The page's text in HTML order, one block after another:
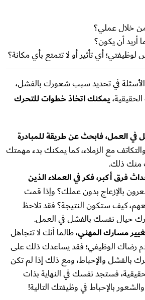
خلال عملي؟
أريد أن يكون؟
أي تأثير أو لا تتمتع بأي مكانة؟
في تحديد سبب شعورك بالفشل،
يمكنك اتخاذ خطوات للتحرك
في العمل، فابحث عن طريقة للمبادرة
مع الزملاء، كما يمكنك بدء مهمتك
منك ذلك.
فرق أكبر، فكر في العملاء الذين
بالإزعاج بدون عملك؟ وإذا قمت
كيف ستكون النتيجة؟ فقد تلاحظ
حيال نفسك بالفشل في العمل.
مسارك المهني، طالما أنك لا تتجاهل
رضاك الوظيفي؛ فقد يساعدك ذلك على
والإحباط، ومع ذلك إذا لم تكن
فستجد نفسك في النهاية بذات
بالإحباط في وظيفتك التالية!